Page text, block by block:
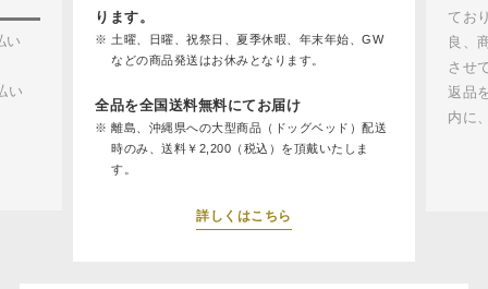
い
い
ります。
土曜、日曜、祝祭日、夏季休暇、年末年始、GW
などの商品発送はお休みとなります。
全品を全国送料無料にてお届け
離島、沖縄県への大型商品（ドッグベッド）配送
時のみ、送料￥2,200（税込）を頂戴いたしま
す。
詳しくはこちら
てお
良、
させ
返品
内に